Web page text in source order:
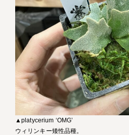
▲platycerium ‘OMG’
ウィリンキー矮性品種。